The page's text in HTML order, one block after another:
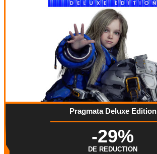
Pragmata Deluxe Edition
-29%
DE REDUCTION